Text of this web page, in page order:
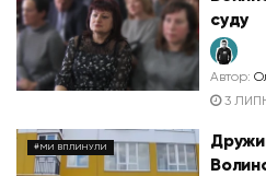
суду
Автор:
3
#МИ ВПЛИНУЛИ